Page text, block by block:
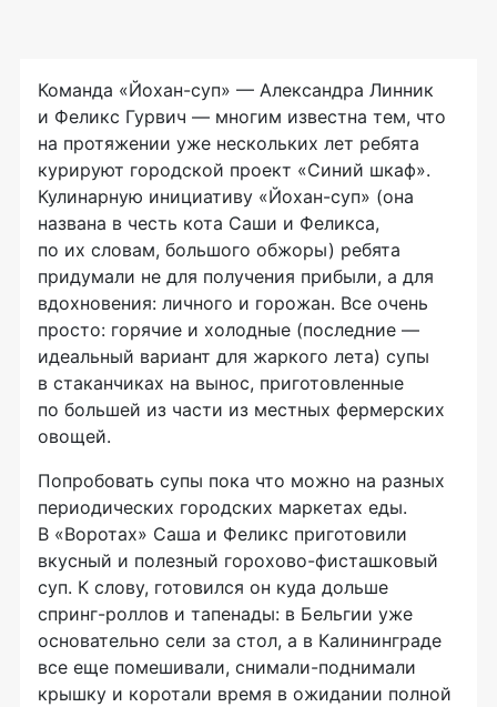
Команда «Йохан-суп» — Александра Линник
и Феликс Гурвич — многим известна тем, что
на протяжении уже нескольких лет ребята
курируют городской проект «Синий шкаф».
Кулинарную инициативу «Йохан-суп» (она
названа в честь кота Саши и Феликса,
по их словам, большого обжоры) ребята
придумали не для получения прибыли, а для
вдохновения: личного и горожан. Все очень
просто: горячие и холодные (последние —
идеальный вариант для жаркого лета) супы
в стаканчиках на вынос, приготовленные
по большей из части из местных фермерских
овощей.
Попробовать супы пока что можно на разных
периодических городских маркетах еды.
В «Воротах» Саша и Феликс приготовили
вкусный и полезный горохово-фисташковый
суп. К слову, готовился он куда дольше
спринг-роллов и тапенады: в Бельгии уже
основательно сели за стол, а в Калининграде
все еще помешивали, снимали-поднимали
крышку и коротали время в ожидании полной